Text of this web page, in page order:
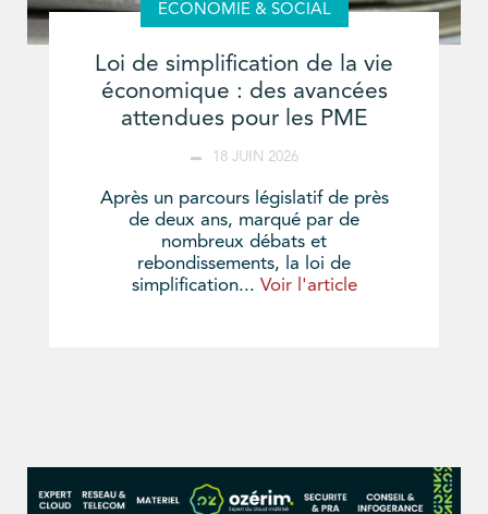
ECONOMIE & SOCIAL
Loi de simplification de la vie
économique : des avancées
attendues pour les PME
18 JUIN 2026
Après un parcours législatif de près
de deux ans, marqué par de
nombreux débats et
rebondissements, la loi de
simplification... Voir l'article